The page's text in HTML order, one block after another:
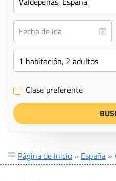
✔ Clase preferente
Página de inicio » España »